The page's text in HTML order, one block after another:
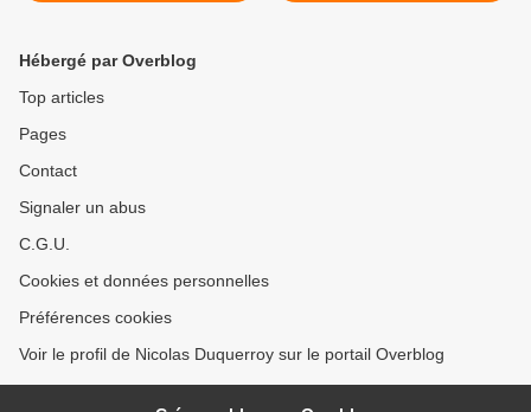
Hébergé par Overblog
Top articles
Pages
Contact
Signaler un abus
C.G.U.
Cookies et données personnelles
Préférences cookies
Voir le profil de Nicolas Duquerroy sur le portail Overblog